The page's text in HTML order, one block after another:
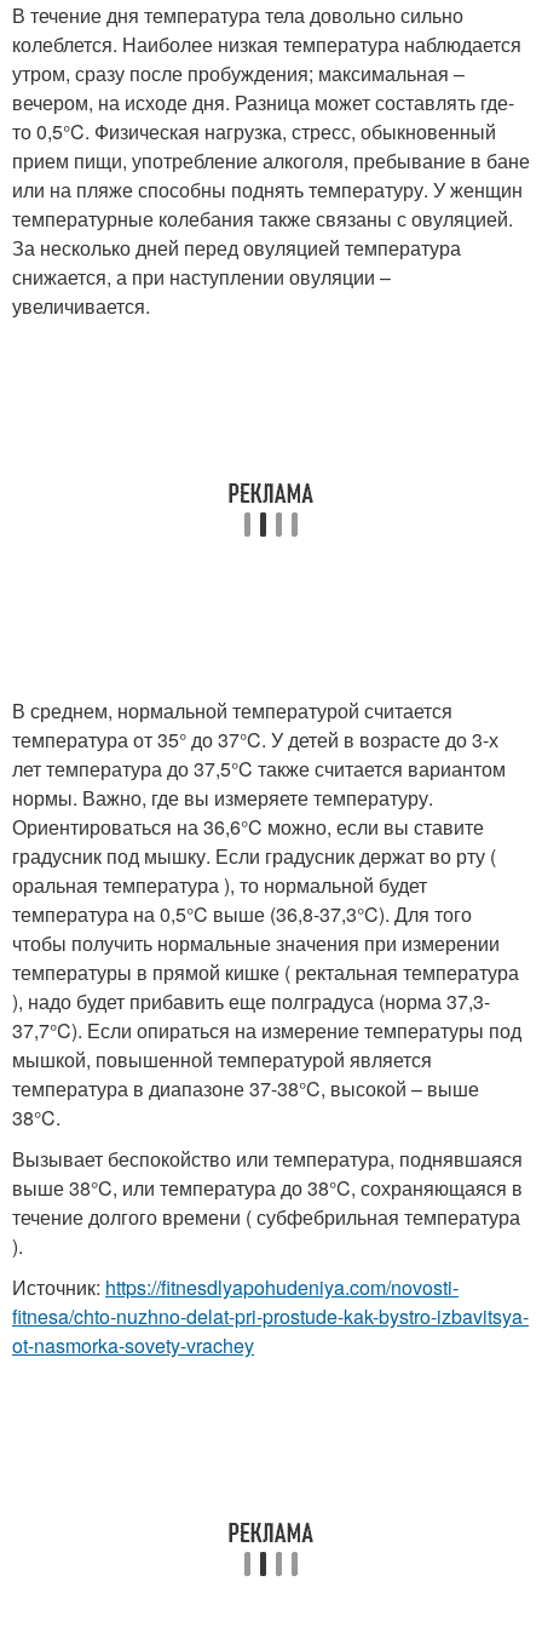
В течение дня температура тела довольно сильно
колеблется. Наиболее низкая температура наблюдается
утром, сразу после пробуждения; максимальная –
вечером, на исходе дня. Разница может составлять где-
то 0,5°C. Физическая нагрузка, стресс, обыкновенный
прием пищи, употребление алкоголя, пребывание в бане
или на пляже способны поднять температуру. У женщин
температурные колебания также связаны с овуляцией.
За несколько дней перед овуляцией температура
снижается, а при наступлении овуляции –
увеличивается.
В среднем, нормальной температурой считается
температура от 35° до 37°C. У детей в возрасте до 3-х
лет температура до 37,5°C также считается вариантом
нормы. Важно, где вы измеряете температуру.
Ориентироваться на 36,6°C можно, если вы ставите
градусник под мышку. Если градусник держат во рту (
оральная температура ), то нормальной будет
температура на 0,5°C выше (36,8-37,3°C). Для того
чтобы получить нормальные значения при измерении
температуры в прямой кишке ( ректальная температура
), надо будет прибавить еще полградуса (норма 37,3-
37,7°C). Если опираться на измерение температуры под
мышкой, повышенной температурой является
температура в диапазоне 37-38°C, высокой – выше
38°C.
Вызывает беспокойство или температура, поднявшаяся
выше 38°C, или температура до 38°C, сохраняющаяся в
течение долгого времени ( субфебрильная температура
).
Источник: https://fitnesdlyapohudeniya.com/novosti-
fitnesa/chto-nuzhno-delat-pri-prostude-kak-bystro-izbavitsya-
ot-nasmorka-sovety-vrachey